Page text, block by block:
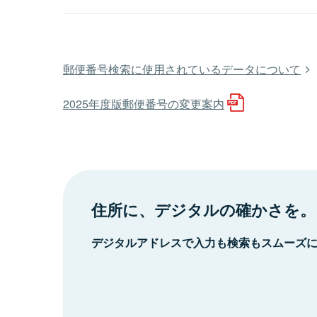
郵便番号検索に使用されているデータについて
2025年度版郵便番号の変更案内
住所に、デジタルの確かさを。
デジタルアドレスで入力も検索もスムーズ